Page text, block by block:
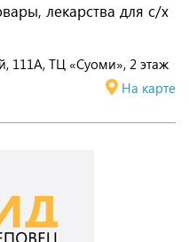
лекарства для с/х
111А, ТЦ «Суоми», 2 этаж
На карте